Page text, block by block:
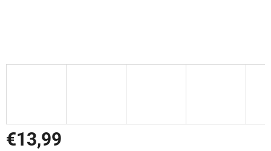
€13,99